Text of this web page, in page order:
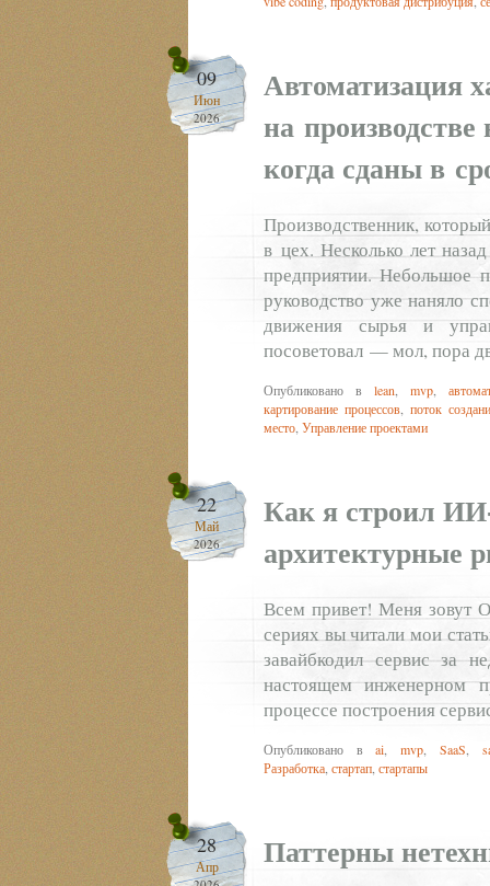
09
Июн
2026
Автоматизация
на
когда сданы в
Производственник,
в цех. Несколько лет
предприятии. Небольшое
руководство уже наняло
движения сырья и
посоветовал — мол, пора
Опубликовано в lean mvp
картирование процессов поток
место Управление проектами
22
Май
2026
Как я строил
архитектурные
Всем привет! Меня зовут
сериях вы читали мои
завайбкодил сервис за
настоящем инженерном
процессе построения
Опубликовано вai ,mvp SaaS
Разработка стартап стартапы
28
Апр
Паттерны